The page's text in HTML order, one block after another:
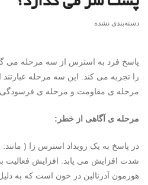
دسته‌بندی نشده
پاسخ فرد به استرس از سه مرحله می
را تجربه می کند. این سه مرحله
مرحله ی مقاومت و مرحله ی
مرحله ی آگاهی از خطر:
در پاسخ به یک رویداد استرس زا (
شدت افزایش می یابد. افزایش فعالیت
هورمون آدرنالین در خون است که به